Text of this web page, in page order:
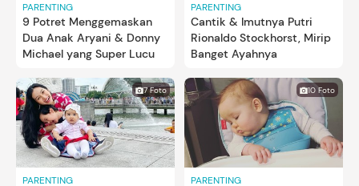
PARENTING
9 Potret Menggemaskan
Dua Anak Aryani & Donny
Michael yang Super Lucu
PARENTING
Cantik & Imutnya Putri
Rionaldo Stockhorst, Mirip
Banget Ayahnya
7 Foto
PARENTING
10 Foto
PARENTING